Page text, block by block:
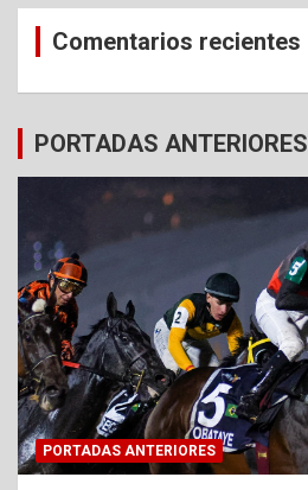
Comentarios recientes
PORTADAS ANTERIORES
PORTADAS ANTERIORES